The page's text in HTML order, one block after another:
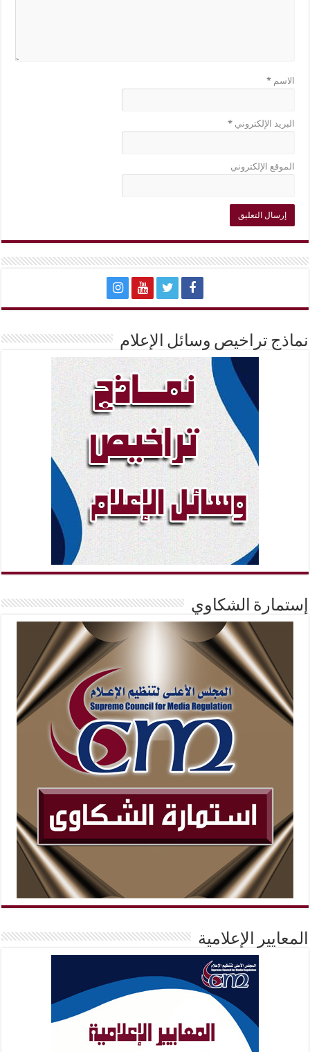
الاسم*
البريد الإلكتروني*
الموقع الإلكتروني
نماذج تراخيص وسائل الإعلام
إستمارة الشكاوي
المعايير الإعلامية